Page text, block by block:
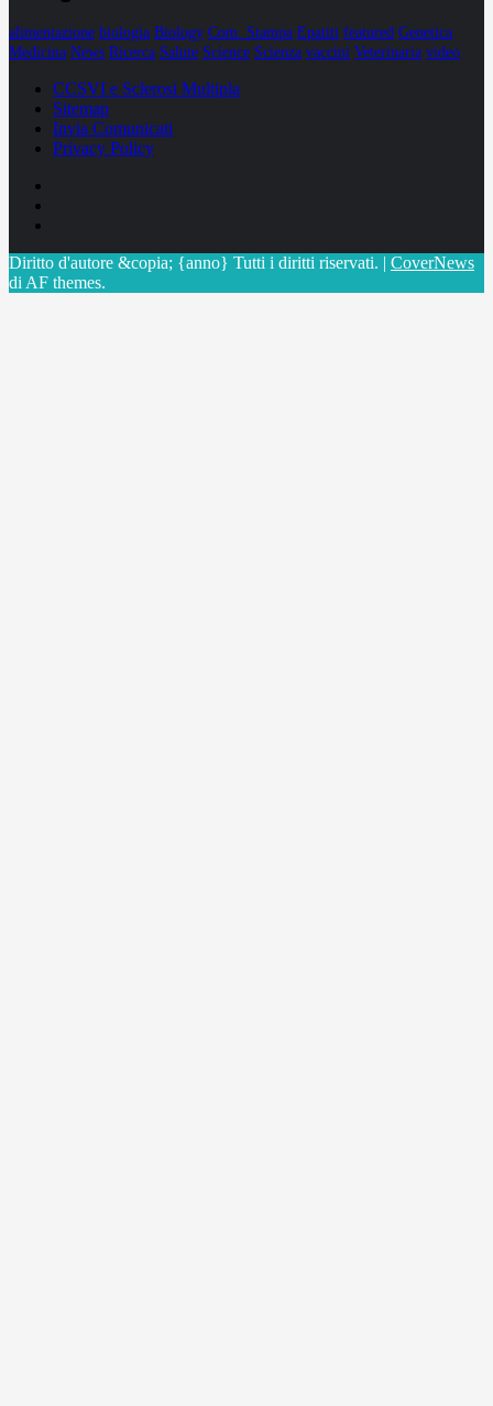
alimentazione biologia Biology Com. Stampa Epatiti featured Genetica
Medicina News Ricerca Salute Science Scienza vaccini Veterinaria video
CCSVI e Sclerosi Multipla
Sitemap
Invia Comunicati
Privacy Policy
Diritto d'autore &copia; {anno} Tutti i diritti riservati. | CoverNews
di AF themes.